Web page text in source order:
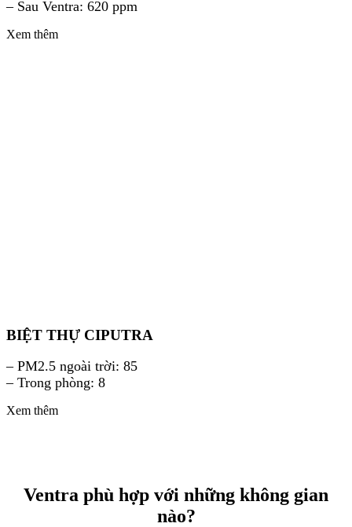
– Sau Ventra: 620 ppm
Xem thêm
BIỆT THỰ CIPUTRA
– PM2.5 ngoài trời: 85
– Trong phòng: 8
Xem thêm
Ventra phù hợp với những không gian
nào?